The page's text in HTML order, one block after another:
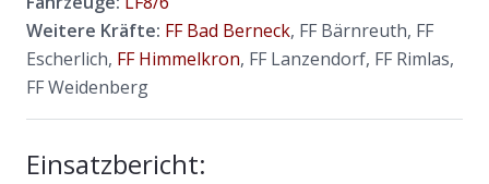
Weitere Kräfte: FF Bad Berneck, FF Bärnreuth, FF
Escherlich, FF Himmelkron, FF Lanzendorf, FF Rimlas,
FF Weidenberg
Einsatzbericht: